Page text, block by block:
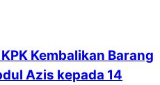
Kembalikan Barang
Azis kepada 14